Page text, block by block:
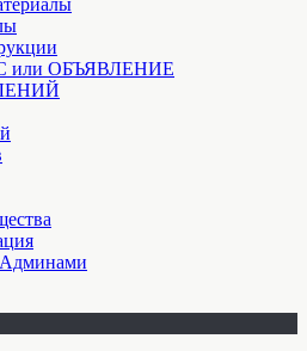
ОБЪЯВЛЕНИЕ